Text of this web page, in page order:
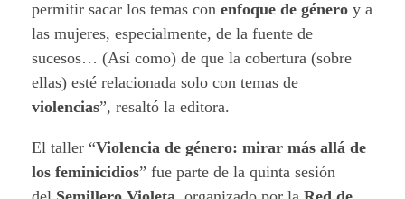
permitir sacar los temas con enfoque de género y a
las mujeres, especialmente, de la fuente de
sucesos… (Así como) de que la cobertura (sobre
ellas) esté relacionada solo con temas de
violencias”, resaltó la editora.
El taller “Violencia de género: mirar más allá de
los feminicidios” fue parte de la quinta sesión